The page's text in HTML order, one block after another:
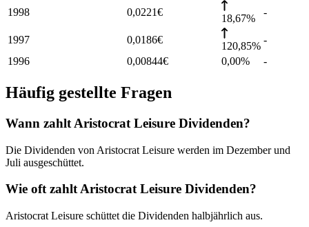
1998 0,0221€
18,67%
-
1997 0,0186€
120,85%
-
1996
0,00844€ 0,00% -
Häufig gestellte Fragen
Wann zahlt Aristocrat Leisure Dividenden?
Die Dividenden von Aristocrat Leisure werden im Dezember und
Juli ausgeschüttet.
Wie oft zahlt Aristocrat Leisure Dividenden?
Aristocrat Leisure schüttet die Dividenden halbjährlich aus.